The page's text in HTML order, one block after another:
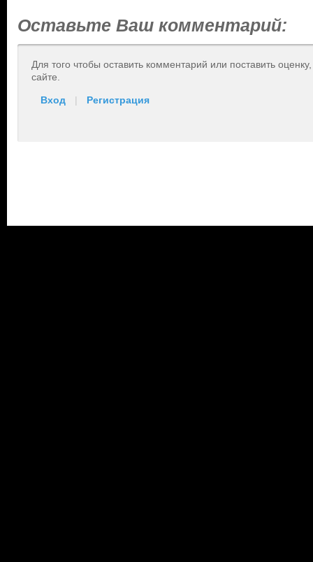
Оставьте Ваш комментарий:
Для того чтобы оставить комментарий или поставить
сайте.
Вход | Регистрация